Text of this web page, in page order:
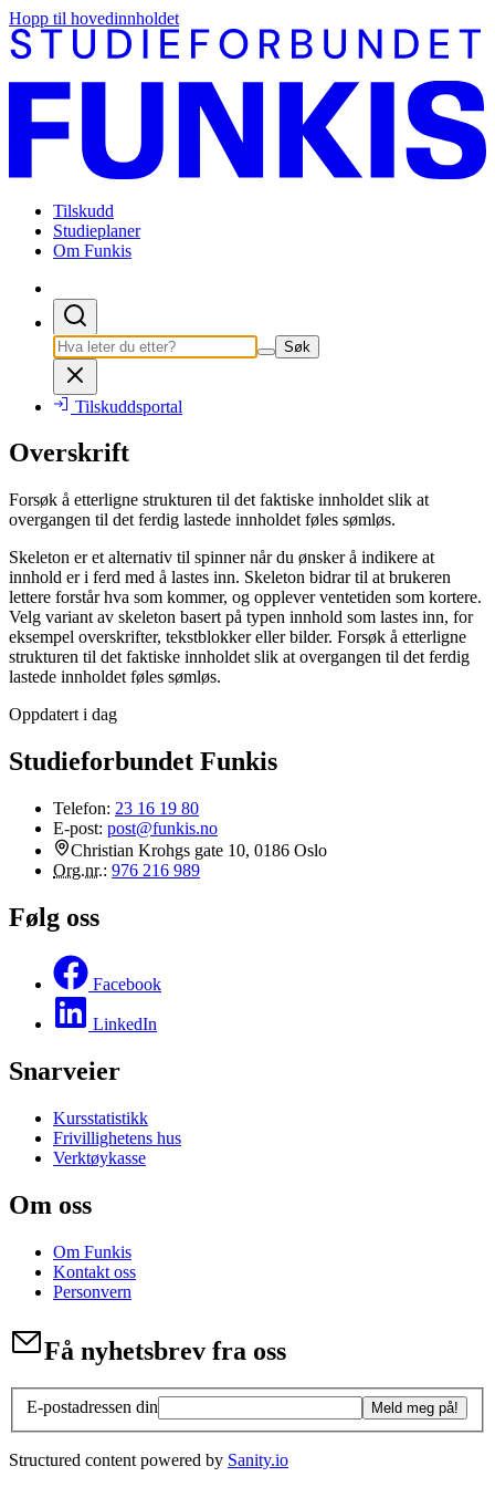
Hopp til hovedinnholdet
Tilskudd
Studieplaner
Om Funkis
Søk
Tilskuddsportal
Overskrift
Forsøk å etterligne strukturen til det faktiske innholdet slik at
overgangen til det ferdig lastede innholdet føles sømløs.
Skeleton er et alternativ til spinner når du ønsker å indikere at
innhold er i ferd med å lastes inn. Skeleton bidrar til at brukeren
lettere forstår hva som kommer, og opplever ventetiden som kortere.
Velg variant av skeleton basert på typen innhold som lastes inn, for
eksempel overskrifter, tekstblokker eller bilder. Forsøk å etterligne
strukturen til det faktiske innholdet slik at overgangen til det ferdig
lastede innholdet føles sømløs.
Oppdatert i dag
Studieforbundet Funkis
Telefon: 23 16 19 80
E-post: post@funkis.no
Christian Krohgs gate 10, 0186 Oslo
Org.nr.: 976 216 989
Følg oss
Facebook
LinkedIn
Snarveier
Kursstatistikk
Frivillighetens hus
Verktøykasse
Om oss
Om Funkis
Kontakt oss
Personvern
Få nyhetsbrev fra oss
E-postadressen din Meld meg på!
Structured content powered by Sanity.io